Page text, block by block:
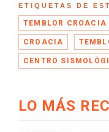
ETIQUETAS DE
TEMBLOR CROACIA
CROACIA
CENTRO
LO MÁS